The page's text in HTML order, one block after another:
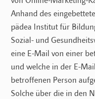
Anhand des
pädea Institut für
Sozial- und
eine E-Mail von einer
und welche in der E-
betroffenen Person
Solche über die in den